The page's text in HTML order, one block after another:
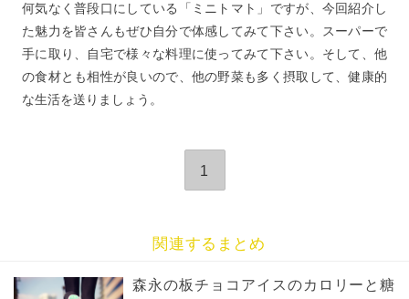
何気なく普段口にしている「ミニトマト」ですが、今回紹介し
た魅力を皆さんもぜひ自分で体感してみて下さい。スーパーで
手に取り、自宅で様々な料理に使ってみて下さい。そして、他
の食材とも相性が良いので、他の野菜も多く摂取して、健康的
な生活を送りましょう。
1
関連するまとめ
森永の板チョコアイスのカロリーと糖